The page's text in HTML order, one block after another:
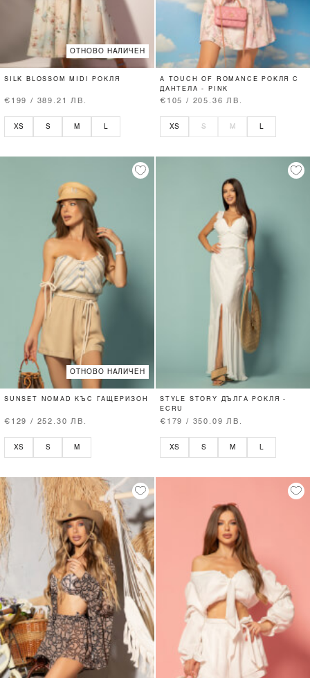
ОТНОВО НАЛИЧЕН
SILK BLOSSOM MIDI РОКЛЯ
€199 / 389.21 ЛВ.
XS S M L
A TOUCH OF ROMANCE РОКЛЯ С
ДАНТЕЛА - PINK
€105 / 205.36 ЛВ.
XS S M L
ОТНОВО НАЛИЧЕН
SUNSET NOMAD КЪС ГАЩЕРИЗОН
€129 / 252.30 ЛВ.
XS S M
STYLE STORY ДЪЛГА РОКЛЯ -
ECRU
€179 / 350.09 ЛВ.
XS S M